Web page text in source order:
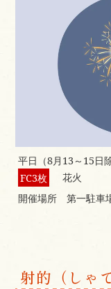
平日（8月13～15日
FC3枚
花火
開催場所 第一駐車
射的（しゃ